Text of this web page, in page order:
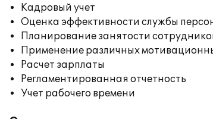
Кадровый учет
Оценка эффективности службы
Планирование занятости
Применение различных
Расчет зарплаты
Регламентированная отчетность
Учет рабочего времени